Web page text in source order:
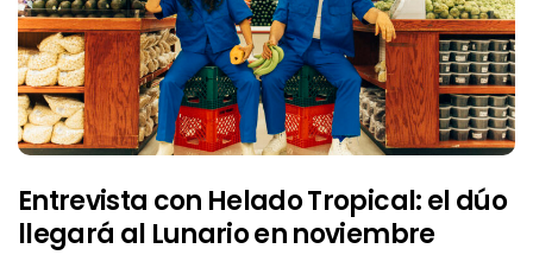
Entrevista con Helado Tropical: el dúo
llegará al Lunario en noviembre